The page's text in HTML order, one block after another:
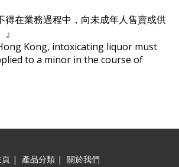
得在業務過程中，向未成年人售賣或供
Kong, intoxicating liquor must
to a minor in the course of
頁 | 產品分類 | 關於我們